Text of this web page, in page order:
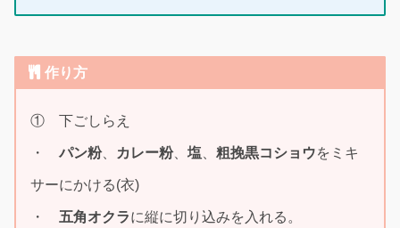
作り方
① 下ごしらえ
・ パン粉、 カレー粉、 塩 粗挽黒コショウをミキ
サーにかける(衣)
・ 五角オクラに縦に切り込みを入れる。